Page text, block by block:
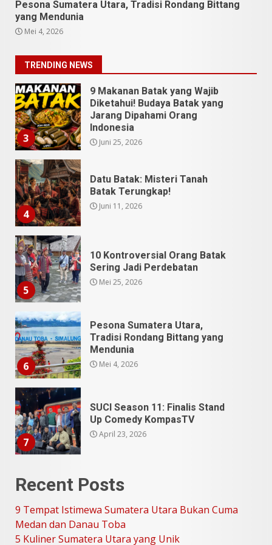
Pesona Sumatera Utara, Tradisi Rondang Bittang
yang Mendunia
Mei 4, 2026
TRENDING NEWS
2
Juli 13, 2026
3
9 Makanan Batak yang Wajib
Diketahui! Budaya Batak yang
Jarang Dipahami Orang
Indonesia
Juni 25, 2026
4
Datu Batak: Misteri Tanah
Batak Terungkap!
Juni 11, 2026
5
10 Kontroversial Orang Batak
Sering Jadi Perdebatan
Mei 25, 2026
6
Pesona Sumatera Utara,
Tradisi Rondang Bittang yang
Mendunia
Mei 4, 2026
7
SUCI Season 11: Finalis Stand
Up Comedy KompasTV
April 23, 2026
9 Tempat Istimewa Sumatera
Utara Bukan Cuma Medan dan
Juli 31, 2026
Recent Posts
9 Tempat Istimewa Sumatera Utara Bukan Cuma
Medan dan Danau Toba
5 Kuliner Sumatera Utara yang Unik